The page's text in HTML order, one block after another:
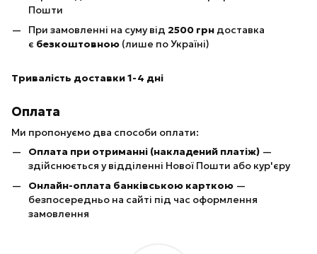
Пошти
При замовленні на суму від 2500 грн доставка
є безкоштовною (лише по Україні)
Тривалість доставки 1-4 дні
Оплата
Ми пропонуємо два способи оплати:
Оплата при отриманні (накладений платіж) —
здійснюється у відділенні Нової Пошти або кур'єру
Онлайн-оплата банківською карткою —
безпосередньо на сайті під час оформлення
замовлення